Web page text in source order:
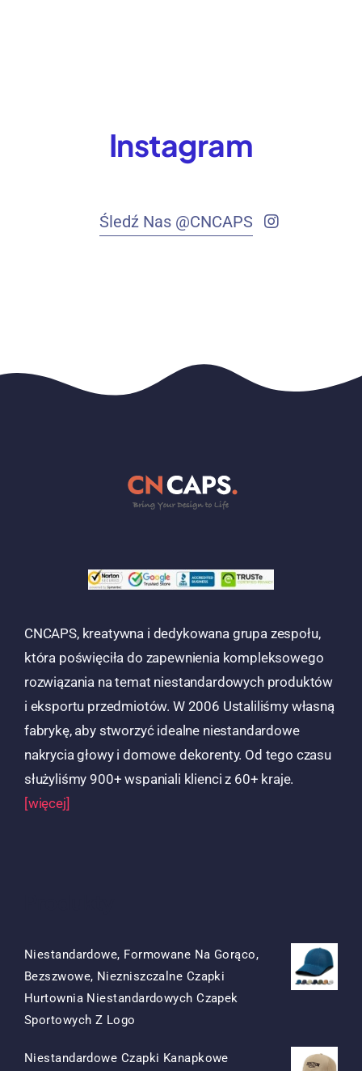
Instagram
Śledź Nas @CNCAPS
CNCAPS, kreatywna i dedykowana grupa zespołu,
która poświęciła do zapewnienia kompleksowego
rozwiązania na temat niestandardowych produktów
i eksportu przedmiotów. W 2006 Ustaliliśmy własną
fabrykę, aby stworzyć idealne niestandardowe
nakrycia głowy i domowe dekorenty. Od tego czasu
służyliśmy 900+ wspaniali klienci z 60+ kraje.
[więcej]
Niestandardowe, Formowane Na Gorąco,
Bezszwowe, Niezniszczalne Czapki
Hurtownia Niestandardowych Czapek
Sportowych Z Logo
Była:
To:
Niestandardowe Czapki Kanapkowe